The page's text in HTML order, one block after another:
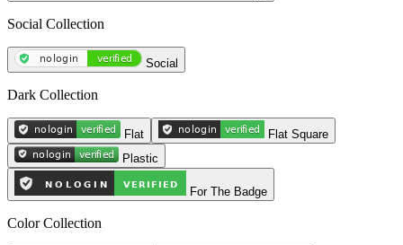
Social Collection
Social
Dark Collection
Flat
Flat Square
Plastic
For The Badge
Color Collection